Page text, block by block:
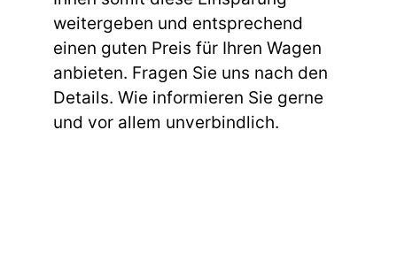
weitergeben und entsprechend
einen guten Preis für Ihren Wagen
anbieten. Fragen Sie uns nach den
Details. Wie informieren Sie gerne
und vor allem unverbindlich.